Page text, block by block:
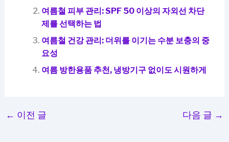
여름철 피부 관리: SPF 50 이상의 자외선 차단
제를 선택하는 법
여름철 건강 관리: 더위를 이기는 수분 보충의 중
요성
여름 방한용품 추천, 냉방기구 없이도 시원하게
← 이전 글 다음 글 →